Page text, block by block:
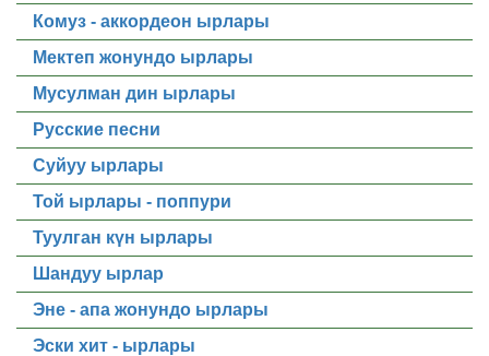
Комуз - аккордеон ырлары
Мектеп жонундо ырлары
Мусулман дин ырлары
Русские песни
Суйуу ырлары
Той ырлары - поппури
Туулган күн ырлары
Шандуу ырлар
Эне - апа жонундо ырлары
Эски хит - ырлары